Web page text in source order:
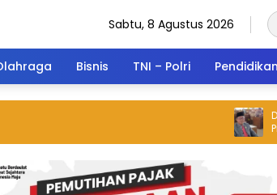
Sabtu, 8 Agustus 2026
Bisnis TNI – Polri Pendidikan
DPRD Ogan
Gagal